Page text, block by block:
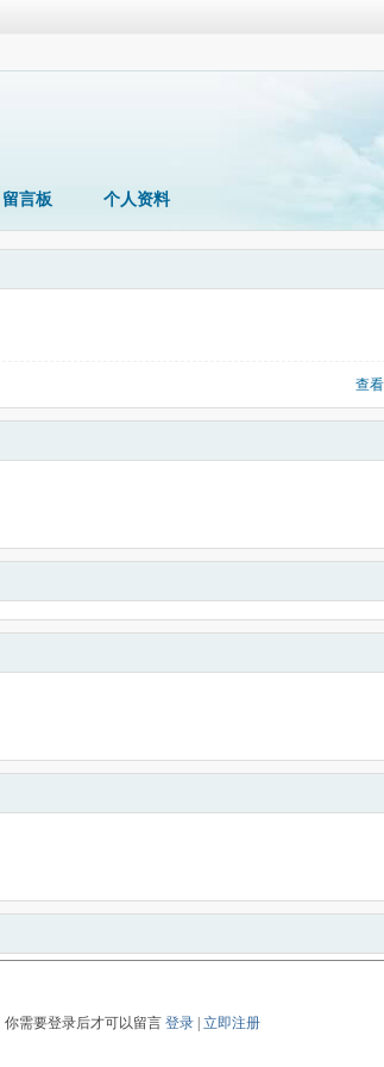
留言板 个人资料
查
你需要登录后才可以留言 登录| 立即注册